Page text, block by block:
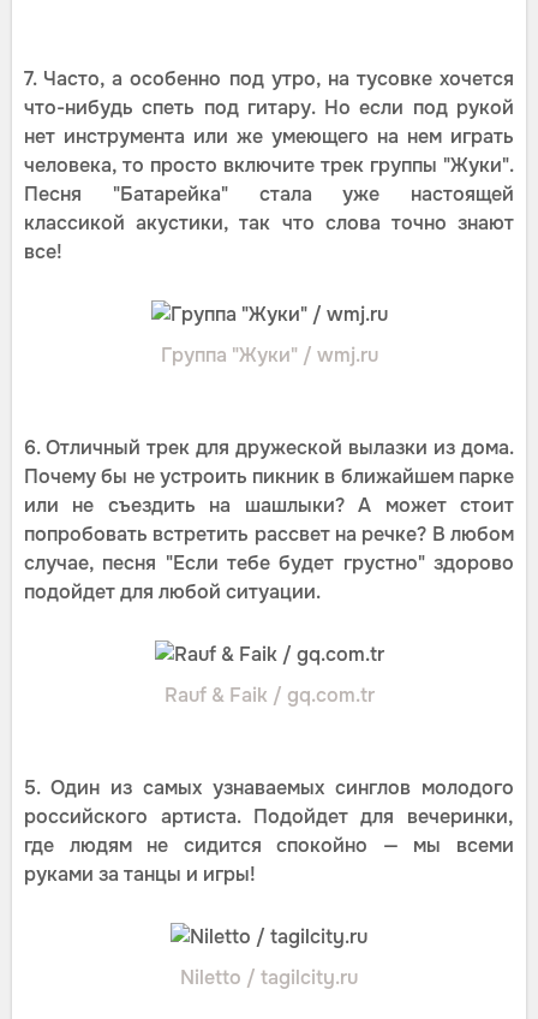
7. Часто, а особенно под утро, на тусовке хочется
что-нибудь спеть под гитару. Но если под рукой
нет инструмента или же умеющего на нем играть
человека, то просто включите трек группы "Жуки".
Песня "Батарейка" стала уже настоящей
классикой акустики, так что слова точно знают
все!
Группа "Жуки" / wmj.ru
6. Отличный трек для дружеской вылазки из дома.
Почему бы не устроить пикник в ближайшем парке
или не съездить на шашлыки? А может стоит
попробовать встретить рассвет на речке? В любом
случае, песня "Если тебе будет грустно" здорово
подойдет для любой ситуации.
Rauf & Faik / gq.com.tr
5. Один из самых узнаваемых синглов молодого
российского артиста. Подойдет для вечеринки,
где людям не сидится спокойно — мы всеми
руками за танцы и игры!
Niletto / tagilcity.ru